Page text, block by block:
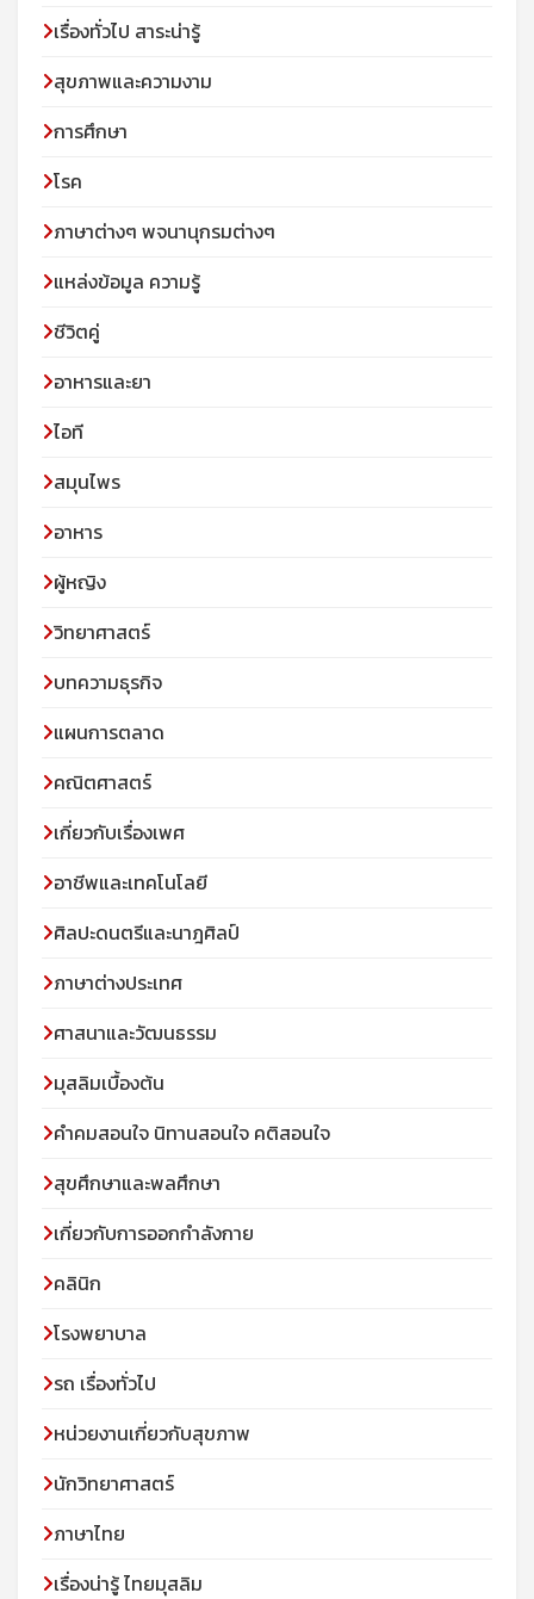
เรื่องทั่วไป สาระน่ารู้
สุขภาพและความงาม
การศึกษา
โรค
ภาษาต่างๆ พจนานุกรมต่างๆ
แหล่งข้อมูล ความรู้
ชีวิตคู่
อาหารและยา
ไอที
สมุนไพร
อาหาร
ผู้หญิง
วิทยาศาสตร์
บทความธุรกิจ
แผนการตลาด
คณิตศาสตร์
เกี่ยวกับเรื่องเพศ
อาชีพและเทคโนโลยี
ศิลปะดนตรีและนาฎศิลป์
ภาษาต่างประเทศ
ศาสนาและวัฒนธรรม
มุสลิมเบื้องต้น
คําคมสอนใจ นิทานสอนใจ คติสอนใจ
สุขศึกษาและพลศึกษา
เกี่ยวกับการออกกำลังกาย
คลินิก
โรงพยาบาล
รถ เรื่องทั่วไป
หน่วยงานเกี่ยวกับสุขภาพ
นักวิทยาศาสตร์
ภาษาไทย
เรื่องน่ารู้ ไทยมุสลิม